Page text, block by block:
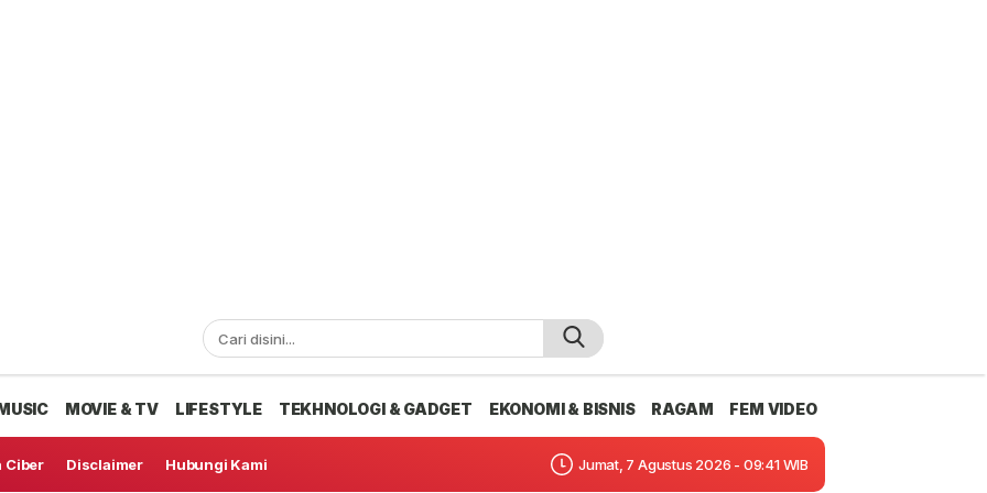
MOVIE & TV LIFESTYLE TEKHNOLOGI & GADGET EKONOMI & BISNIS RAGAM FEM VIDEO
Ciber Disclaimer Hubungi Kami Jumat, 7 Agustus 2026 - 09:41 WIB